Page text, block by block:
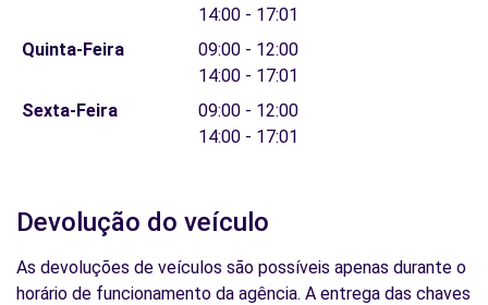
14:00 - 17:01
Quinta-Feira
09:00 - 12:00
14:00 - 17:01
Sexta-Feira
09:00 - 12:00
14:00 - 17:01
Devolução do veículo
As devoluções de veículos são possíveis apenas durante o
horário de funcionamento da agência. A entrega das chaves